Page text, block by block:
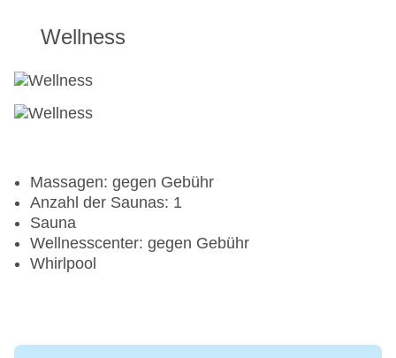
Wellness
Massagen: gegen Gebühr
Anzahl der Saunas: 1
Sauna
Wellnesscenter: gegen Gebühr
Whirlpool